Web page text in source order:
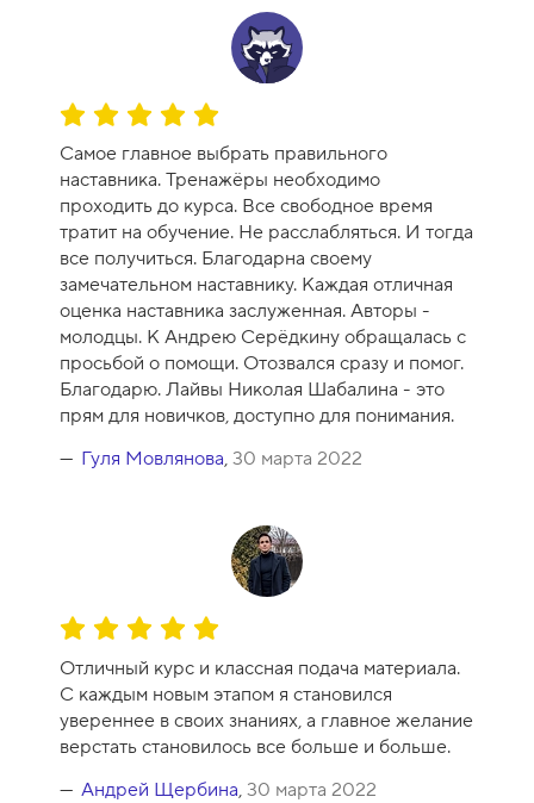
О
ц
е
н
к
а
к
у
р
с
а
-
1
0
Самое главное выбрать правильного
наставника. Тренажёры необходимо
проходить до курса. Все свободное время
тратит на обучение. Не расслабляться. И тогда
все получиться. Благодарна своему
замечательном наставнику. Каждая отличная
оценка наставника заслуженная. Авторы -
молодцы. К Андрею Серёдкину обращалась с
просьбой о помощи. Отозвался сразу и помог.
Благодарю. Лайвы Николая Шабалина - это
прям для новичков, доступно для понимания.
Гуля Мовлянова, 30 марта 2022
О
е
н
к
а
к
Отличный курс и классная подача материала.
С каждым новым этапом я становился
увереннее в своих знаниях, а главное желание
верстать становилось все больше и больше.
Андрей Щербина, 30 марта 2022